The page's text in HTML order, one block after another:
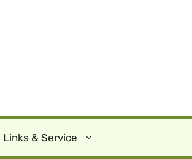
Links & Service